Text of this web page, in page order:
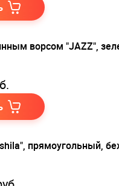
ворсом "JAZZ",
прямоугольный,